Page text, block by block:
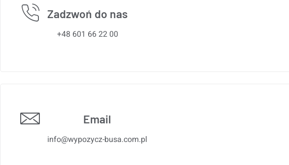
Zadzwoń do nas
+48 601 66 22 00
Email
info@wypozycz-busa.com.pl